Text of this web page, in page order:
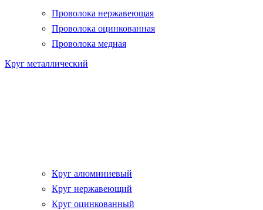
Проволока нержавеющая
Проволока оцинкованная
Проволока медная
Круг металлический
Круг алюминиевый
Круг нержавеющий
Круг оцинкованный